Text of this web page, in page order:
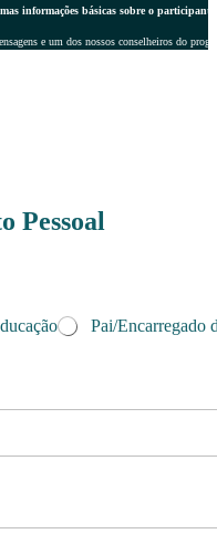
informações básicas sobre o participante
e um dos nossos conselheiros do
Pessoal
Pai/Encarregado